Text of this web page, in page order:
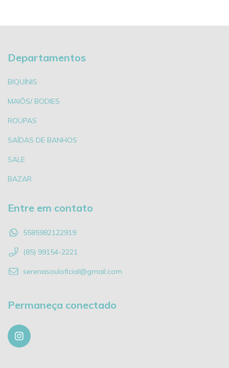
Departamentos
BIQUÍNIS
MAIÔS/ BODIES
ROUPAS
SAÍDAS DE BANHOS
SALE
BAZAR
Entre em contato
5585982122919
(85) 99154-2221
serenasouloficial@gmail.com
Permaneça conectado